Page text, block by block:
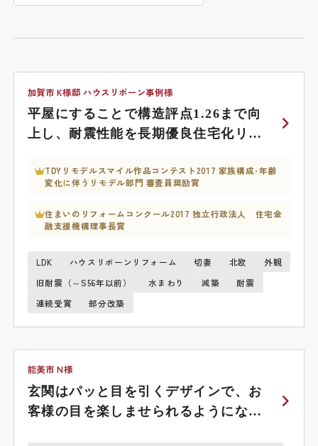
加賀市 K様邸 ハウスリボーン事例様
平屋にすることで構造評点1.26まで向
上し、耐震性能を長期優良住宅化リフ
TDYリモデルスマイル作品コンテスト2017 家族構成･年齢
変化に伴うリモデル部門 審査員奨励賞
住まいのリフォームコンクール2017 独立行政法人 住宅金
融支援機構理事長賞
LDK ハウスリボーンリフォーム 切妻 北欧
外観
旧耐震（～S56年以前）
水まわり 減築
耐震
連続受賞
部分改築
能美市 N様
玄関はパッと目を引くデザインで、お
客様の目を楽しませられるようになり